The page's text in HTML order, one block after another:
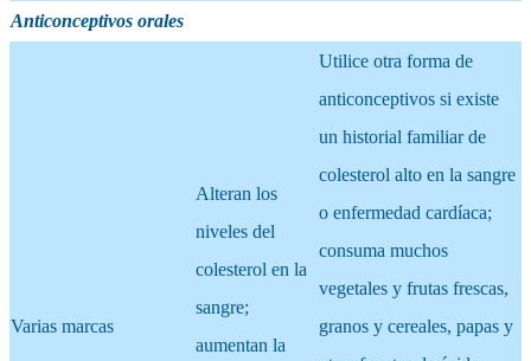
Anticonceptivos orales
Varias marcas
Alteran los
niveles del
colesterol en la
sangre;
aumentan la
Utilice otra forma de
anticonceptivos si existe
un historial familiar de
colesterol alto en la sangre
o enfermedad cardíaca;
consuma muchos
vegetales y frutas frescas,
granos y cereales, papas y